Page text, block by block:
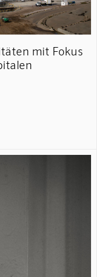
mit Fokus